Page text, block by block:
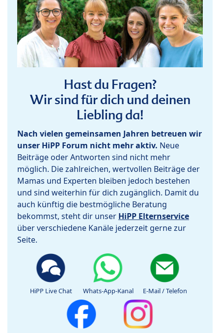
Hast du Fragen?
Wir sind für dich und deinen
Liebling da!
Nach vielen gemeinsamen Jahren betreuen wir
unser HiPP Forum nicht mehr aktiv. Neue
Beiträge oder Antworten sind nicht mehr
möglich. Die zahlreichen, wertvollen Beiträge der
Mamas und Experten bleiben jedoch bestehen
und sind weiterhin für dich zugänglich. Damit du
auch künftig die bestmögliche Beratung
bekommst, steht dir unser HiPP Elternservice
über verschiedene Kanäle jederzeit gerne zur
Seite.
HiPP Live Chat Whats-App-Kanal E-Mail / Telefon